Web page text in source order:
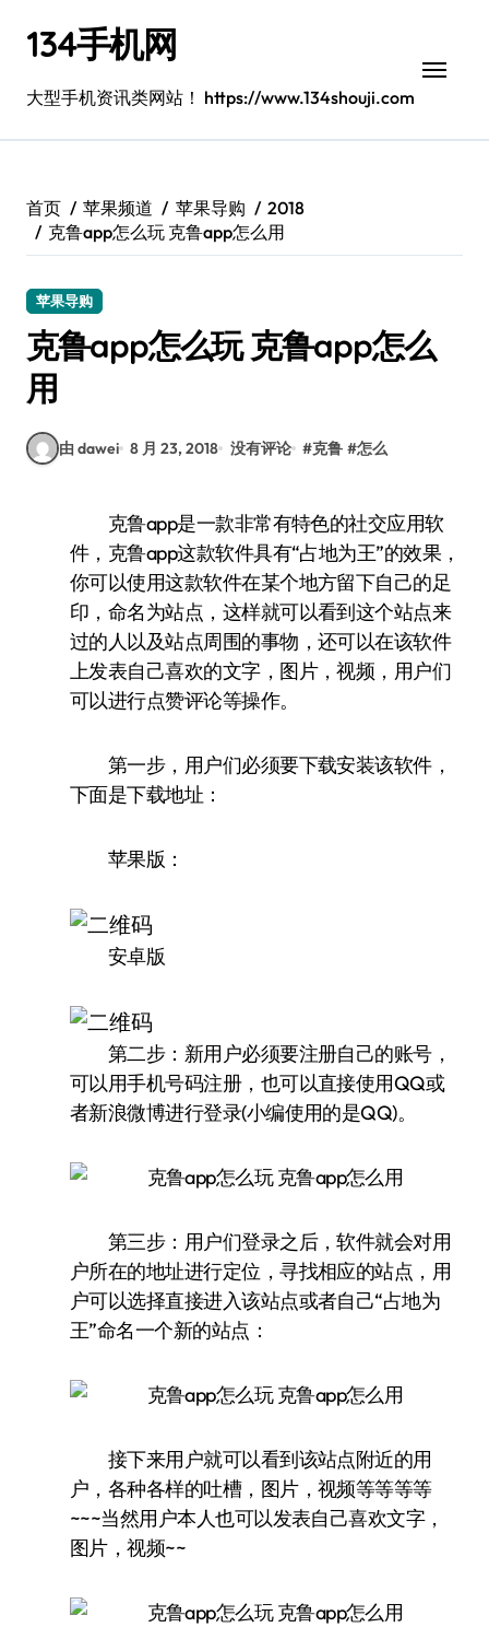
134手机网
大型手机资讯类网站！ https://www.134shouji.com
首页 苹果频道 苹果导购
2018
克鲁app怎么玩 克鲁app怎么用
苹果导购
克鲁app怎么玩 克鲁app怎么
用
由 dawei 8 月 23, 2018 没有评论 #克鲁 #怎么
克鲁app是一款非常有特色的社交应用软
件，克鲁app这款软件具有“占地为王”的效果，
你可以使用这款软件在某个地方留下自己的足
印，命名为站点，这样就可以看到这个站点来
过的人以及站点周围的事物，还可以在该软件
上发表自己喜欢的文字，图片，视频，用户们
可以进行点赞评论等操作。
第一步，用户们必须要下载安装该软件，
下面是下载地址：
苹果版：
安卓版
第二步：新用户必须要注册自己的账号，
可以用手机号码注册，也可以直接使用QQ或
者新浪微博进行登录(小编使用的是QQ)。
第三步：用户们登录之后，软件就会对用
户所在的地址进行定位，寻找相应的站点，用
户可以选择直接进入该站点或者自己“占地为
王”命名一个新的站点：
接下来用户就可以看到该站点附近的用
户，各种各样的吐槽，图片，视频等等等等
~~~当然用户本人也可以发表自己喜欢文字，
图片，视频~~